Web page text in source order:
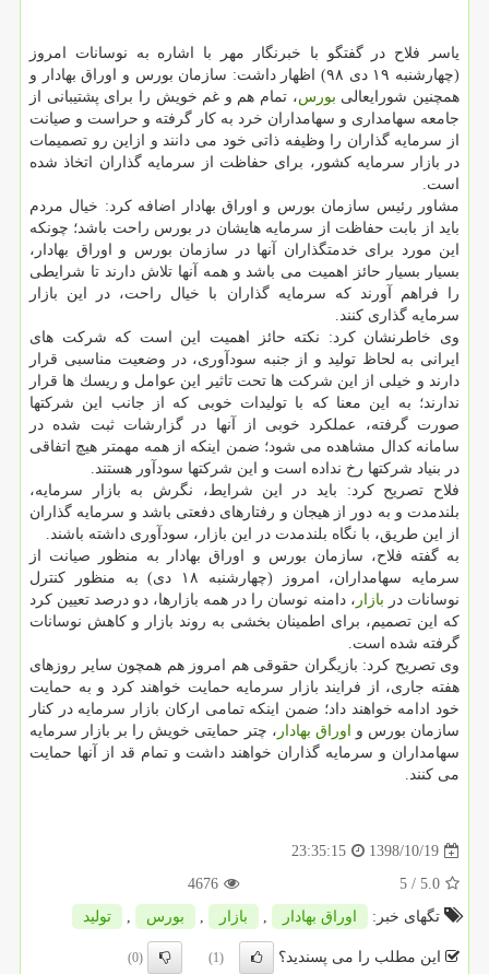
یاسر فلاح در گفتگو با خبرنگار مهر با اشاره به نوسانات امروز
(چهارشنبه ۱۹ دی ۹۸) اظهار داشت: سازمان بورس و اوراق بهادار و
همچنین شورایعالی بورس، تمام هم و غم خویش را برای پشتیبانی از
جامعه سهامداری و سهامداران خرد به كار گرفته و حراست و صیانت
از سرمایه گذاران را وظیفه ذاتی خود می دانند و ازاین رو تصمیمات
در بازار سرمایه كشور، برای حفاظت از سرمایه گذاران اتخاذ شده
است.
مشاور رئیس سازمان بورس و اوراق بهادار اضافه كرد: خیال مردم
باید از بابت حفاظت از سرمایه هایشان در بورس راحت باشد؛ چونكه
این مورد برای خدمتگذاران آنها در سازمان بورس و اوراق بهادار،
بسیار بسیار حائز اهمیت می باشد و همه آنها تلاش دارند تا شرایطی
را فراهم آورند كه سرمایه گذاران با خیال راحت، در این بازار
سرمایه گذاری كنند.
وی خاطرنشان كرد: نكته حائز اهمیت این است كه شركت های
ایرانی به لحاظ تولید و از جنبه سودآوری، در وضعیت مناسبی قرار
دارند و خیلی از این شركت ها تحت تاثیر این عوامل و ریسك ها قرار
ندارند؛ به این معنا كه با تولیدات خوبی كه از جانب این شركتها
صورت گرفته، عملكرد خوبی از آنها در گزارشات ثبت شده در
سامانه كدال مشاهده می شود؛ ضمن اینكه از همه مهمتر هیچ اتفاقی
در بنیاد شركتها رخ نداده است و این شركتها سودآور هستند.
فلاح تصریح كرد: باید در این شرایط، نگرش به بازار سرمایه،
بلندمدت و به دور از هیجان و رفتارهای دفعتی باشد و سرمایه گذاران
از این طریق، با نگاه بلندمدت در این بازار، سودآوری داشته باشند.
به گفته فلاح، سازمان بورس و اوراق بهادار به منظور صیانت از
سرمایه سهامداران، امروز (چهارشنبه ۱۸ دی) به منظور كنترل
نوسانات در بازار ، دامنه نوسان را در همه بازارها، دو درصد تعیین كرد
كه این تصمیم، برای اطمینان بخشی به روند بازار و كاهش نوسانات
گرفته شده است.
وی تصریح كرد: بازیگران حقوقی هم امروز هم همچون سایر روزهای
هفته جاری، از فرایند بازار سرمایه حمایت خواهند كرد و به حمایت
خود ادامه خواهند داد؛ ضمن اینكه تمامی اركان بازار سرمایه در كنار
سازمان بورس و اوراق بهادار ، چتر حمایتی خویش را بر بازار سرمایه
سهامداران و سرمایه گذاران خواهند داشت و تمام قد از آنها حمایت
می كنند.
1398/10/19
23:35:15
5.0
/ 5
4676
تگهای خبر:
اوراق بهادار , بازار , بورس , تولید
این مطلب را می پسندید؟ (1)
(0)